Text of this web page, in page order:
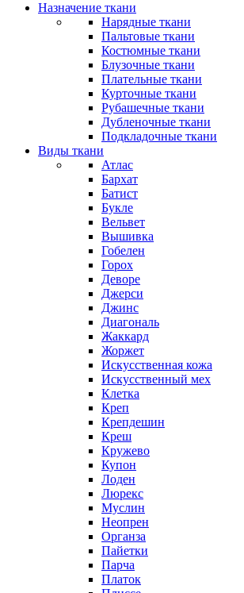
Назначение ткани
Нарядные ткани
Пальтовые ткани
Костюмные ткани
Блузочные ткани
Плательные ткани
Курточные ткани
Рубашечные ткани
Дубленочные ткани
Подкладочные ткани
Виды ткани
Атлас
Бархат
Батист
Букле
Вельвет
Вышивка
Гобелен
Горох
Деворе
Джерси
Джинс
Диагональ
Жаккард
Жоржет
Искусственная кожа
Искусственный мех
Клетка
Креп
Крепдешин
Креш
Кружево
Купон
Лоден
Люрекс
Муслин
Неопрен
Органза
Пайетки
Парча
Платок